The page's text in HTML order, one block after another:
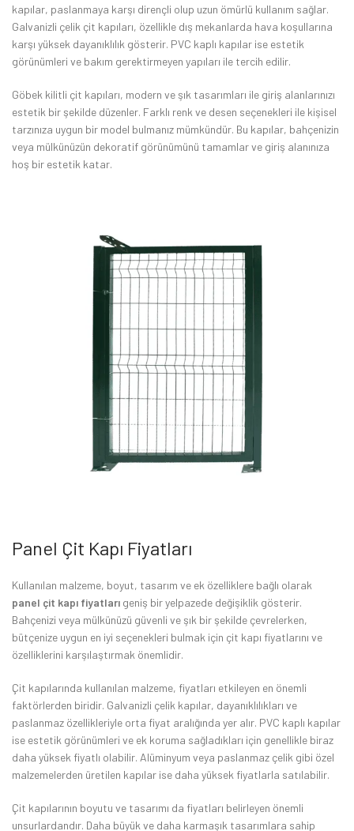
kapılar, paslanmaya karşı dirençli olup uzun ömürlü kullanım sağlar.
Galvanizli çelik çit kapıları, özellikle dış mekanlarda hava koşullarına
karşı yüksek dayanıklılık gösterir. PVC kaplı kapılar ise estetik
görünümleri ve bakım gerektirmeyen yapıları ile tercih edilir.
Göbek kilitli çit kapıları, modern ve şık tasarımları ile giriş alanlarınızı
estetik bir şekilde düzenler. Farklı renk ve desen seçenekleri ile kişisel
tarzınıza uygun bir model bulmanız mümkündür. Bu kapılar, bahçenizin
veya mülkünüzün dekoratif görünümünü tamamlar ve giriş alanınıza
hoş bir estetik katar.
Panel Çit Kapı Fiyatları
Kullanılan malzeme, boyut, tasarım ve ek özelliklere bağlı olarak
panel çit kapı fiyatları geniş bir yelpazede değişiklik gösterir.
Bahçenizi veya mülkünüzü güvenli ve şık bir şekilde çevrelerken,
bütçenize uygun en iyi seçenekleri bulmak için çit kapı fiyatlarını ve
özelliklerini karşılaştırmak önemlidir.
Çit kapılarında kullanılan malzeme, fiyatları etkileyen en önemli
faktörlerden biridir. Galvanizli çelik kapılar, dayanıklılıkları ve
paslanmaz özellikleriyle orta fiyat aralığında yer alır. PVC kaplı kapılar
ise estetik görünümleri ve ek koruma sağladıkları için genellikle biraz
daha yüksek fiyatlı olabilir. Alüminyum veya paslanmaz çelik gibi özel
malzemelerden üretilen kapılar ise daha yüksek fiyatlarla satılabilir.
Çit kapılarının boyutu ve tasarımı da fiyatları belirleyen önemli
unsurlardandır. Daha büyük ve daha karmaşık tasarımlara sahip